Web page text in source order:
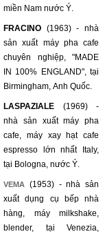
miền Nam nước Ý.
FRACINO (1963) - nhà
sản xuất máy pha cafe
chuyên nghiệp, "MADE
IN 100% ENGLAND", tại
Birmingham, Anh Quốc.
LASPAZIALE (1969) -
nhà sản xuất máy pha
cafe, máy xay hạt cafe
espresso lớn nhất Italy,
tại Bologna, nước Ý.
VEMA
(1953) - nhà sản
xuất dụng cụ bếp nhà
hàng, máy milkshake,
blender, tại Venezia,